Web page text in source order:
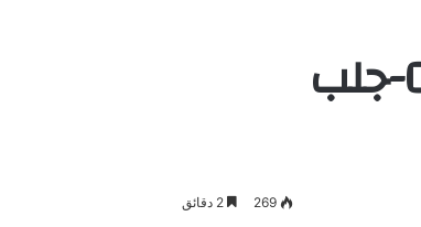
الشيخة الروحانية 0096176887484-جلب
269